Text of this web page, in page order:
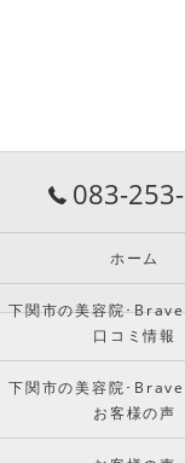
083-
ホーム
下関市の美容院･
口コミ情報
下関市の美容院･
お客様の声